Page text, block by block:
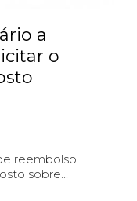
a
o
reembolso
sobre...